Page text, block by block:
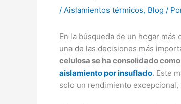
/ Aislamientos térmicos, Blog /
En la búsqueda de un hogar
una de las decisiones más
celulosa se ha consolidado
aislamiento por insuflado. Este
solo un rendimiento